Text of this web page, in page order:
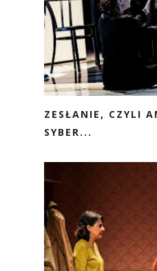
ZESŁANIE, CZYLI
SYBER...